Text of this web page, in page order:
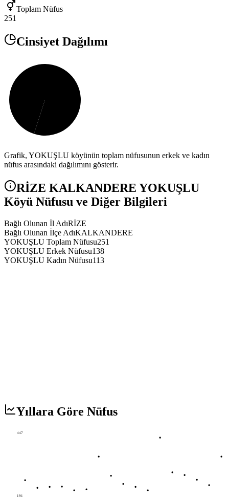
Toplam Nüfus
251
Cinsiyet Dağılımı
Grafik, YOKUŞLU köyünün toplam nüfusunun erkek ve kadın
nüfus arasındaki dağılımını gösterir.
RİZE KALKANDERE YOKUŞLU
Köyü Nüfusu ve Diğer Bilgileri
Bağlı Olunan İl AdıRİZE
Bağlı Olunan İlçe AdıKALKANDERE
YOKUŞLU Toplam Nüfusu251
YOKUŞLU Erkek Nüfusu138
YOKUŞLU Kadın Nüfusu113
Yıllara Göre Nüfus
447
191